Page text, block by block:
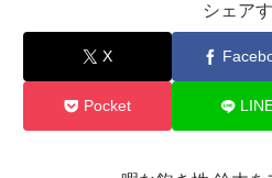
シェア
X
Pocket